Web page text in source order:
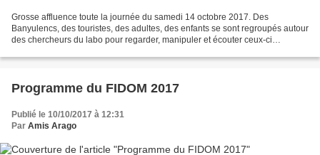
Grosse affluence toute la journée du samedi 14 octobre 2017. Des
Banyulencs, des touristes, des adultes, des enfants se sont regroupés autour
des chercheurs du labo pour regarder, manipuler et écouter ceux-ci
Programme du FIDOM 2017
Publié le 10/10/2017 à 12:31
Par Amis Arago